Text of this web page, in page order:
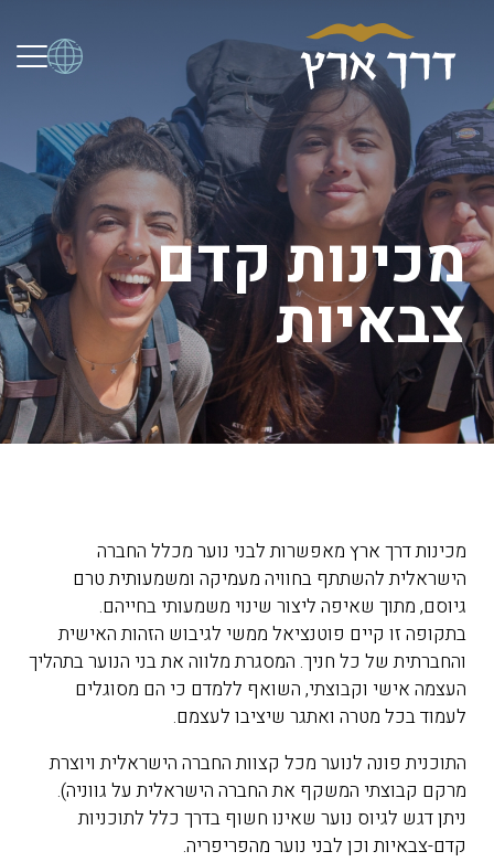
מכינות קדם
צבאיות
מכינות דרך ארץ מאפשרות לבני נוער מכלל החברה
הישראלית להשתתף בחוויה מעמיקה ומשמעותית טרם
גיוסם, מתוך שאיפה ליצור שינוי משמעותי בחייהם.
בתקופה זו קיים פוטנציאל ממשי לגיבוש הזהות האישית
והחברתית של כל חניך. המסגרת מלווה את בני הנוער בתהליך
העצמה אישי וקבוצתי, השואף ללמדם כי הם מסוגלים
לעמוד בכל מטרה ואתגר שיציבו לעצמם.
התוכנית פונה לנוער מכל קצוות החברה הישראלית ויוצרת
מרקם קבוצתי המשקף את החברה הישראלית על גווניה).
ניתן דגש לגיוס נוער שאינו חשוף בדרך כלל לתוכניות
קדם-צבאיות וכן לבני נוער מהפריפריה.